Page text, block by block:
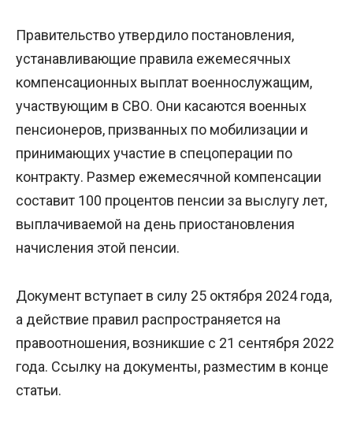
Правительство утвердило постановления,
устанавливающие правила ежемесячных
компенсационных выплат военнослужащим,
участвующим в СВО. Они касаются военных
пенсионеров, призванных по мобилизации и
принимающих участие в спецоперации по
контракту. Размер ежемесячной компенсации
составит 100 процентов пенсии за выслугу лет,
выплачиваемой на день приостановления
начисления этой пенсии.
Документ вступает в силу 25 октября 2024 года,
а действие правил распространяется на
правоотношения, возникшие с 21 сентября 2022
года. Ссылку на документы, разместим в конце
статьи.